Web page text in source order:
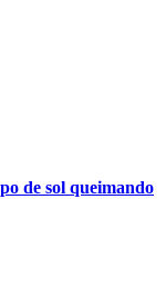
de sol queimando